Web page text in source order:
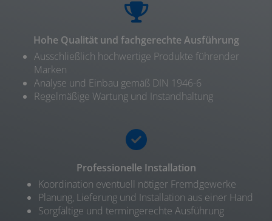
Hohe Qualität und fachgerechte Ausführung
Ausschließlich hochwertige Produkte führender
Marken
Analyse und Einbau gemäß DIN 1946-6
Regelmäßige Wartung und Instandhaltung
Professionelle Installation
Koordination eventuell nötiger Fremdgewerke
Planung, Lieferung und Installation aus einer Hand
Sorgfältige und termingerechte Ausführung